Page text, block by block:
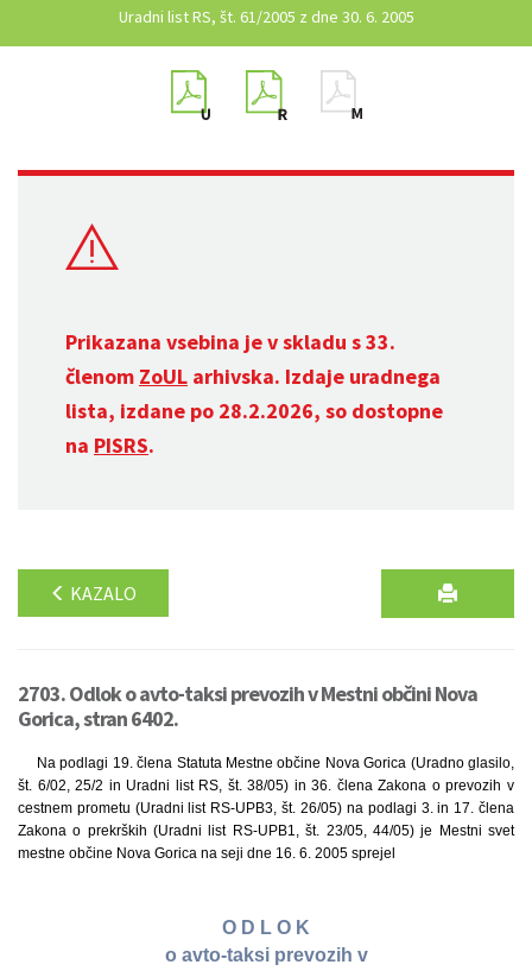
Uradni list RS, št. 61/2005 z dne 30. 6. 2005
Prikazana vsebina je v skladu s 33.
členom ZoUL arhivska. Izdaje uradnega
lista, izdane po 28.2.2026, so dostopne
na PISRS.
KAZALO
2703. Odlok o avto-taksi prevozih v Mestni občini Nova
Gorica, stran 6402.
Na podlagi 19. člena Statuta Mestne občine Nova Gorica (Uradno glasilo,
št. 6/02, 25/2 in Uradni list RS, št. 38/05) in 36. člena Zakona o prevozih v
cestnem prometu (Uradni list RS-UPB3, št. 26/05) na podlagi 3. in 17. člena
Zakona o prekrških (Uradni list RS-UPB1, št. 23/05, 44/05) je Mestni svet
mestne občine Nova Gorica na seji dne 16. 6. 2005 sprejel
O D L O K
o avto-taksi prevozih v